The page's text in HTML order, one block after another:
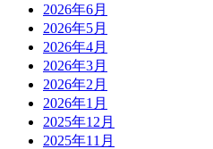
2026年6月
2026年5月
2026年4月
2026年3月
2026年2月
2026年1月
2025年12月
2025年11月